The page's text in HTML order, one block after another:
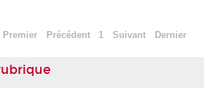
Premier Précédent 1 Suivant Dernier